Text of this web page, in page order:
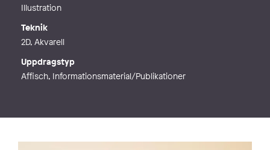
Illustration
Teknik
2D, Akvarell
Uppdragstyp
Affisch, Informationsmaterial/Publikationer